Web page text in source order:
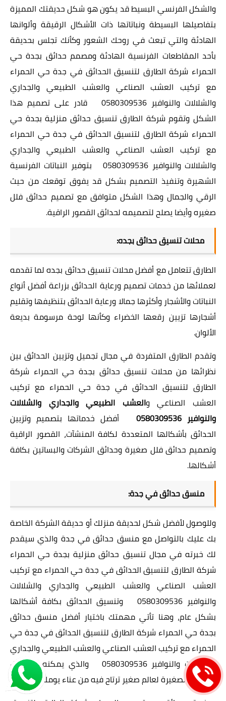
والشكل الفرنسي البسيط قد يكون هو شكل حديقتك المميزة
بتفاصيلها البسيطة ونباتاتها ذات الأشكال الرقيقة وألوانها
الهادئة والتي تبعث في روحك الشعور وكأنك تجلس بحديقة
بأحد المقاطعات الفرنسية الهادئة ومصمم حدائق بجدة حي
الحمراء شركة الطارق لتنسيق الحدائق في جدة حي الحمراء
مع تركيب العشب الصناعي والعشب الطبيعي والجداري
والشلالات والنوافير 0580309536 قادر على تصميم هذا
الشكل وتقوم شركة الطارق تنسيق حدائق منزلية بجدة حي
الحمراء شركة الطارق لتنسيق الحدائق في جدة حي الحمراء
مع تركيب العشب الصناعي والعشب الطبيعي والجداري
والشلالات والنوافير 0580309536 بتوفير النباتات الفرنسية
الشهيرة وتنفيذ التصميم بشكل قد يفوق توقعك من حيث
الرقي والجمال وهذا الشكل متوافق مع تصميم حدائق فلل
صغيره وأيضا يصلح لتصميمه لحدائق القصور الراقية.
محلات تنسيق حدائق بجده:
الطارق تتعامل مع أفضل محلات تنسيق حدائق بجده لما تقدمه
لعملائها من خدمات تصميم ورعاية الحدائق بزراعة أفضل أنواع
النباتات والأشجار وأكثرها جمالا ورعاية الحدائق بتنظيفها وتقليم
أشجارها تزيين رقعها الخضراء وكأنها لوحة مرسومة بديعة
الألوان.
وتقدم الطارق المتفردة في مجال تجميل وتزيين الحدائق بين
نظرائها من محلات تنسيق حدائق بجدة حي الحمراء شركة
الطارق لتنسيق الحدائق في جدة حي الحمراء مع تركيب
العشب الصناعي والعشب الطبيعي والجداري والشلالات
والنوافير 0580309536
أفضل خدماتها بتصميم وتزيين
الحدائق بأشكالها المتعددة لكافة المنشآت، القصور الراقية
وتصميم حدائق فلل صغيرة وحدائق الشركات والبساتين بكافة
أشكالها.
منسق حدائق في جدة:
وللوصول لأفضل شكل لحديقة منزلك أو حديقة الشركة الخاصة
بك عليك بالتواصل مع منسق حدائق في جدة والذي سيقدم
لك خبرته في مجال تنسيق حدائق منزلية بجدة حي الحمراء
شركة الطارق لتنسيق الحدائق في جدة حي الحمراء مع تركيب
العشب الصناعي والعشب الطبيعي والجداري والشلالات
والنوافير 0580309536 وتنسيق الحدائق بكافة أشكالها
بشكل عام، وهنا تأتي مهمتك باختيار أفضل منسق حدائق
بجدة حي الحمراء شركة الطارق لتنسيق الحدائق في جدة حي
الحمراء مع تركيب العشب الصناعي والعشب الطبيعي والجداري
والشلالات والنوافير 0580309536 والذي يمكنه أن يحول
حديقتك الصغيرة لعالم صغير ترتاح فيه من عناء يومك.